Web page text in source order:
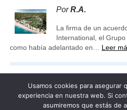
PorR.A.
La firma de un
International, el
como había adelantado en… Leer
Usamos cookies para asegurar
experiencia en nuestra web. Si
asumiremos que estás de
Publicidad